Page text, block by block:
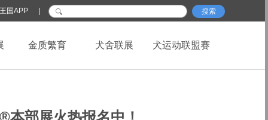
国APP 搜索
金质繁育 犬舍联展 犬运动联盟赛
本部展火热报名中！